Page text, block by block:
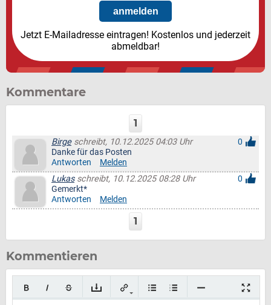
Jetzt E-Mailadresse eintragen! Kostenlos und jederzeit
abmeldbar!
Kommentare
1
Birgeschreibt, 10.12.2025 04:03 Uhr
0
Danke für das Posten
Antworten
Melden
Lukasschreibt, 10.12.2025 08:28 Uhr
0
Gemerkt*
Antworten
Melden
1
Kommentieren